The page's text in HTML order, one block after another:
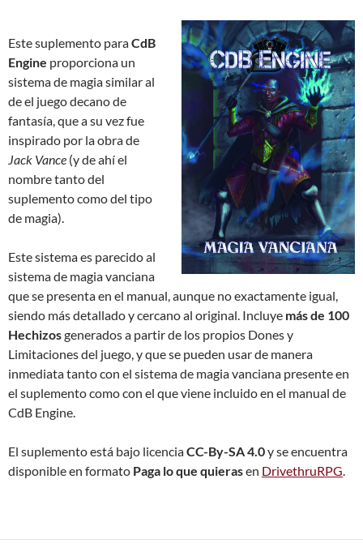
Este suplemento paraCdB
Engine proporciona un
sistema de magia similar al
de el juego decano de
fantasía, que a su vez fue
inspirado por la obra de
Jack Vance (y de ahí el
nombre tanto del
suplemento como del tipo
de magia).
Este sistema es parecido al
sistema de magia vanciana
que se presenta en el manual, aunque no exactamente igual,
siendo más detallado y cercano al original. Incluye más de 100
Hechizosgenerados a partir de los propios Dones y
Limitaciones del juego, y que se pueden usar de manera
inmediata tanto con el sistema de magia vanciana presente en
el suplemento como con el que viene incluido en el manual de
CdB Engine.
El suplemento está bajo licenciaCC-By-SA 4.0y se encuentra
disponible en formato Paga lo que quierasen DrivethruRPG.